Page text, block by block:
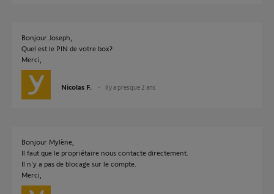
Bonjour Joseph,
Quel est le PIN de votre box?
Merci,
Nicolas F. il y a presque 2 ans
Bonjour Mylène,
Il faut que le propriétaire nous contacte directement.
Il n'y a pas de blocage sur le compte.
Merci,